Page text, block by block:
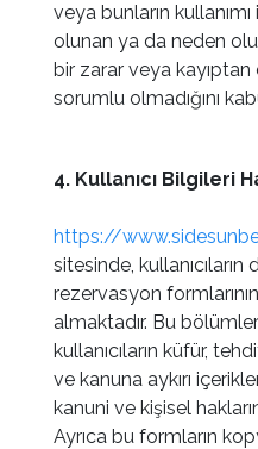
veya bunların
olunan ya da neden
bir zarar veya
sorumlu olmadığını
4. Kullanıcı Bilgileri
https://
sitesinde,
rezervasyon
almaktadır. Bu
kullanıcıların küfür,
ve kanuna aykırı
kanuni ve kişisel
Ayrıca bu formların